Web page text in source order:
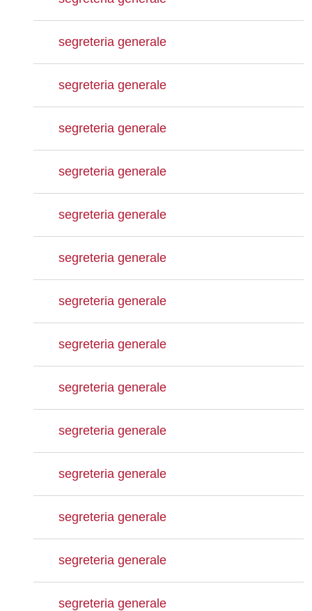
segreteria generale
segreteria generale
segreteria generale
segreteria generale
segreteria generale
segreteria generale
segreteria generale
segreteria generale
segreteria generale
segreteria generale
segreteria generale
segreteria generale
segreteria generale
segreteria generale